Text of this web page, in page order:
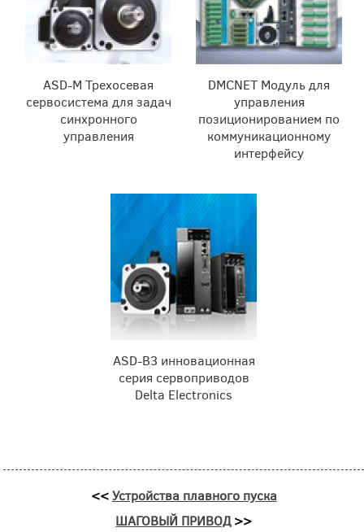
ASD-M Трехосевая
сервосистема для задач
синхронного
управления
DMCNET Модуль для
управления
позиционированием по
коммуникационному
интерфейсу
ASD-B3 инновационная
серия сервоприводов
Delta Electronics
<<Устройства плавного пуска
ШАГОВЫЙ ПРИВОД>>